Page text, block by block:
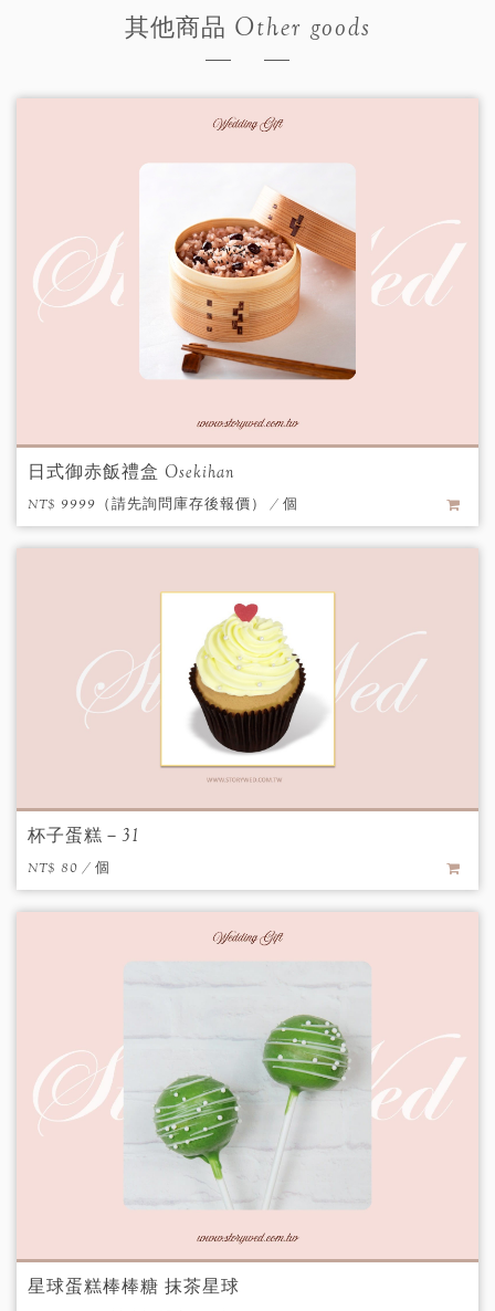
其他商品 Other goods
日式御赤飯禮盒 Osekihan
NT$ 9999（請先詢問庫存後報價） / 個
杯子蛋糕－31
NT$ 80 / 個
星球蛋糕棒棒糖 抹茶星球